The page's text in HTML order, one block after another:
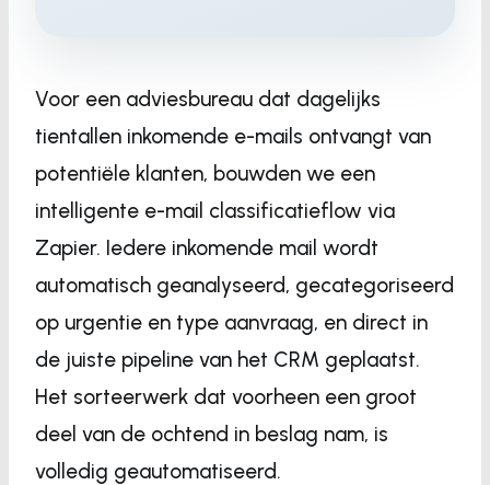
Voor een adviesbureau dat dagelijks
tientallen inkomende e-mails ontvangt van
potentiële klanten, bouwden we een
intelligente e-mail classificatieflow via
Zapier. Iedere inkomende mail wordt
automatisch geanalyseerd, gecategoriseerd
op urgentie en type aanvraag, en direct in
de juiste pipeline van het CRM geplaatst.
Het sorteerwerk dat voorheen een groot
deel van de ochtend in beslag nam, is
volledig geautomatiseerd.